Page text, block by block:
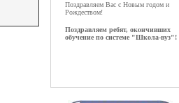
Поздравляем Вас с Новым годом и
Рождеством!
Поздравляем ребят, окончивших
обучение по системе "Школа-вуз"!